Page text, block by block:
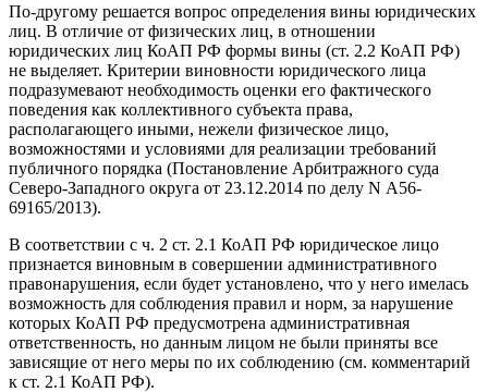
По-другому решается вопрос определения вины юридических
лиц. В отличие от физических лиц, в отношении
юридических лиц КоАП РФ формы вины (ст. 2.2 КоАП РФ)
не выделяет. Критерии виновности юридического лица
подразумевают необходимость оценки его фактического
поведения как коллективного субъекта права,
располагающего иными, нежели физическое лицо,
возможностями и условиями для реализации требований
публичного порядка (Постановление Арбитражного суда
Северо-Западного округа от 23.12.2014 по делу N А56-
69165/2013).
В соответствии с ч. 2 ст. 2.1 КоАП РФ юридическое лицо
признается виновным в совершении административного
правонарушения, если будет установлено, что у него имелась
возможность для соблюдения правил и норм, за нарушение
которых КоАП РФ предусмотрена административная
ответственность, но данным лицом не были приняты все
зависящие от него меры по их соблюдению (см. комментарий
к ст. 2.1 КоАП РФ).